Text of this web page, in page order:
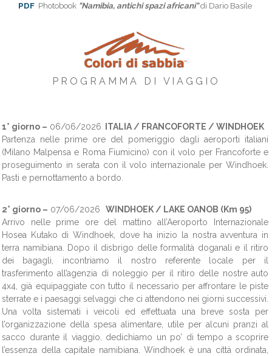
PDF Photobook "Namibia, antichi spazi africani"di Dario Basile
P R O G R A M M A D I V I A G G I O
1° giorno – 06/06/2026 ITALIA / FRANCOFORTE / WINDHOEK
Partenza nelle prime ore del pomeriggio dagli aeroporti italiani
(Milano Malpensa e Roma Fiumicino) con il volo per Francoforte e
proseguimento in serata con il volo internazionale per Windhoek.
Pasti e pernottamento a bordo.
2° giorno – 07/06/2026 WINDHOEK / LAKE OANOB (Km 95)
Arrivo nelle prime ore del mattino all’Aeroporto Internazionale
Hosea Kutako di Windhoek, dove ha inizio la nostra avventura in
terra namibiana. Dopo il disbrigo delle formalità doganali e il ritiro
dei bagagli, incontriamo il nostro referente locale per il
trasferimento all’agenzia di noleggio per il ritiro delle nostre auto
4x4, già equipaggiate con tutto il necessario per affrontare le piste
sterrate e i paesaggi selvaggi che ci attendono nei giorni successivi.
Una volta sistemati i veicoli ed effettuata una breve sosta per
l’organizzazione della spesa alimentare, utile per alcuni pranzi al
sacco durante il viaggio, dedichiamo un po’ di tempo a scoprire
l’essenza della capitale namibiana. Windhoek è una città ordinata,